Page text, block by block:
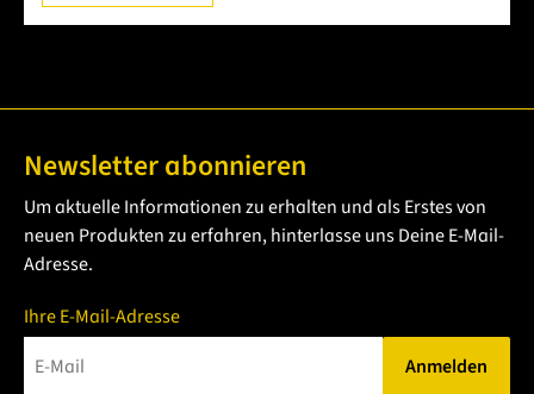
nutzbar. Durch die Arbeitsteilung von zwei oder drei
Im Vergleich zum Maschinengewindebohrer, hat der
Innengewinde von Hand schneiden, ohne dabei zu
verkanten und lässt sich mit Windeisen,
Werkzeugratschen oder anderen Haltewerkzeugen mit
DasGewindekann in ein vorgebohrtes
Newsletter abonnieren
Um aktuelle Informationen zu erhalten und als Erstes von
neuen Produkten zu erfahren, hinterlasse uns Deine E-Mail-
Adresse.
Ihre E-Mail-Adresse
Anmelden